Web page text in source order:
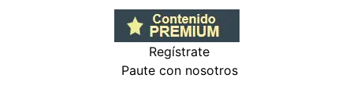
Regístrate
Paute con nosotros